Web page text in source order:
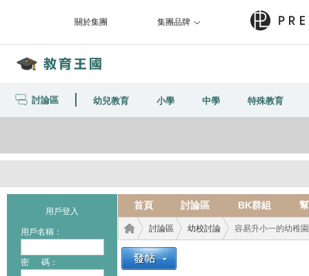
關於集團 集團品牌
討論區 幼兒教育 小學 中學 特殊教育
用戶登入
用戶名稱：
密 碼：
首頁 討論區 BK群組
討論區 幼校討論 容易升小一的幼稚園